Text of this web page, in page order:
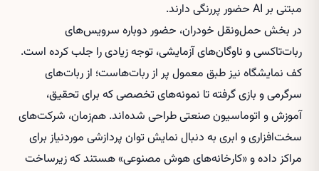
مبتنی بر AI حضور پررنگی دارند.
در بخش حمل‌ونقل خودران، حضور دوباره سرویس‌های
ربات‌تاکسی و ناوگان‌های آزمایشی، توجه زیادی را جلب کرده است.
کف نمایشگاه نیز طبق معمول پر از ربات‌هاست؛ از ربات‌های
سرگرمی و بازی گرفته تا نمونه‌های تخصصی که برای تحقیق،
آموزش و اتوماسیون صنعتی طراحی شده‌اند. هم‌زمان، شرکت‌های
سخت‌افزاری و ابری به دنبال نمایش توان پردازشی موردنیاز برای
مراکز داده و «کارخانه‌های هوش مصنوعی» هستند که زیرساخت